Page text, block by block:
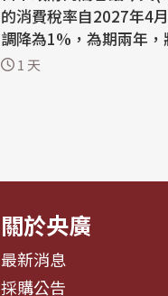
的消費稅率自2027年4
調降為1%，為期兩年，
國會提交法案。若法案通
1 天
關於央廣
最新消息
採購公告